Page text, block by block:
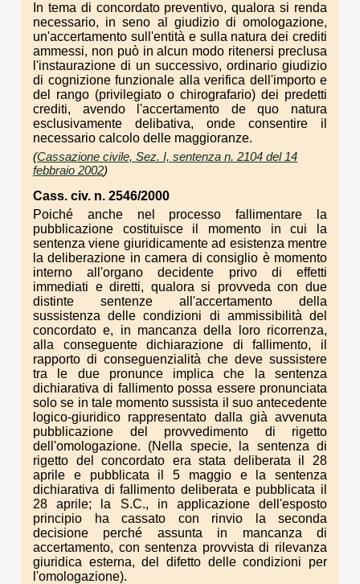
In tema di concordato preventivo, qualora si renda
necessario, in seno al giudizio di omologazione,
un'accertamento sull'entità e sulla natura dei crediti
ammessi, non può in alcun modo ritenersi preclusa
l'instaurazione di un successivo, ordinario giudizio
di cognizione funzionale alla verifica dell'importo e
del rango (privilegiato o chirografario) dei predetti
crediti, avendo l'accertamento de quo natura
esclusivamente delibativa, onde consentire il
necessario calcolo delle maggioranze.
(Cassazione civile, Sez. I, sentenza n. 2104 del 14
febbraio 2002)
Cass. civ. n. 2546/2000
Poiché anche nel processo fallimentare la
pubblicazione costituisce il momento in cui la
sentenza viene giuridicamente ad esistenza mentre
la deliberazione in camera di consiglio è momento
interno all'organo decidente privo di effetti
immediati e diretti, qualora si provveda con due
distinte sentenze all'accertamento della
sussistenza delle condizioni di ammissibilità del
concordato e, in mancanza della loro ricorrenza,
alla conseguente dichiarazione di fallimento, il
rapporto di conseguenzialità che deve sussistere
tra le due pronunce implica che la sentenza
dichiarativa di fallimento possa essere pronunciata
solo se in tale momento sussista il suo antecedente
logico-giuridico rappresentato dalla già avvenuta
pubblicazione del provvedimento di rigetto
dell'omologazione. (Nella specie, la sentenza di
rigetto del concordato era stata deliberata il 28
aprile e pubblicata il 5 maggio e la sentenza
dichiarativa di fallimento deliberata e pubblicata il
28 aprile; la S.C., in applicazione dell'esposto
principio ha cassato con rinvio la seconda
decisione perché assunta in mancanza di
accertamento, con sentenza provvista di rilevanza
giuridica esterna, del difetto delle condizioni per
l'omologazione).